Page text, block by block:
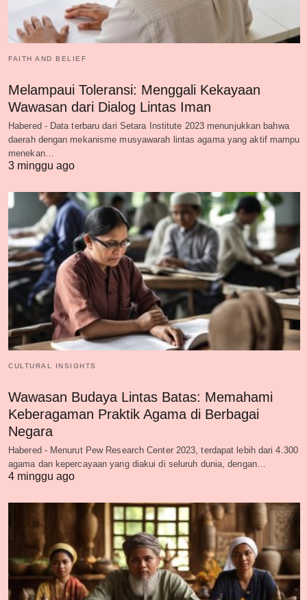
FAITH AND BELIEF
Melampaui Toleransi: Menggali Kekayaan
Wawasan dari Dialog Lintas Iman
Habered - Data terbaru dari Setara Institute 2023 menunjukkan bahwa
daerah dengan mekanisme musyawarah lintas agama yang aktif mampu
menekan…
3 minggu ago
CULTURAL INSIGHTS
Wawasan Budaya Lintas Batas: Memahami
Keberagaman Praktik Agama di Berbagai
Negara
Habered - Menurut Pew Research Center 2023, terdapat lebih dari 4.300
agama dan kepercayaan yang diakui di seluruh dunia, dengan…
4 minggu ago